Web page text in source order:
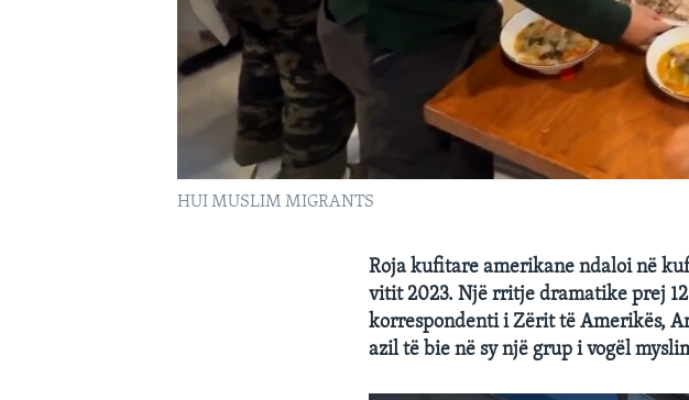
HUI MUSLIM MIGRANTS
Roja kufitare amerikane ndaloi në
vitit 2023. Një rritje dramatike prej
korrespondenti i Zërit të Amerikës,
azil të bie në sy një grup i vogël